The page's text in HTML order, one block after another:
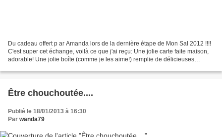
Du cadeau offert p ar Amanda lors de la dernière étape de Mon Sal 2012 !!!!
C'est super cet échange, voilà ce que j'ai reçu: Une jolie carte faite maison,
adorable! Une jolie boîte (comme je les aime!) remplie de délicieuses
Être chouchoutée....
Publié le 18/01/2013 à 16:30
Par wanda79